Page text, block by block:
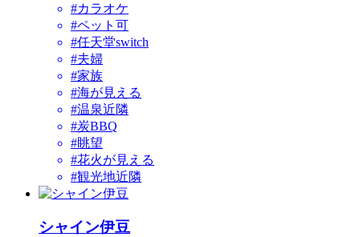
#カラオケ
#ペット可
#任天堂switch
#夫婦
#家族
#海が見える
#温泉近隣
#炭BBQ
#眺望
#花火が見える
#観光地近隣
シャイン伊豆